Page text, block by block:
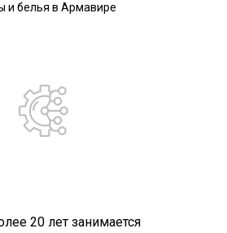
и белья в Армавире
20 лет занимается